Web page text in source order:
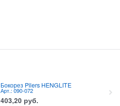
Бокорез Pilers HENGLITE
Арт.: 090-072
403,20 руб.